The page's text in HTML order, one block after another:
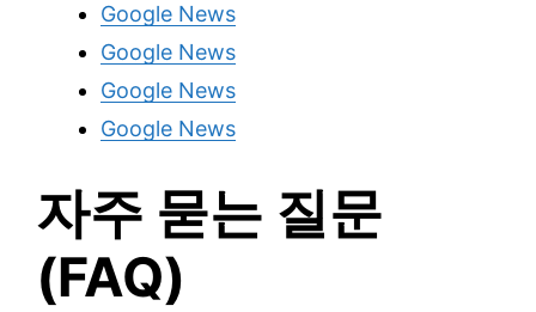
Google News
Google News
Google News
Google News
자주 묻는 질문
(FAQ)